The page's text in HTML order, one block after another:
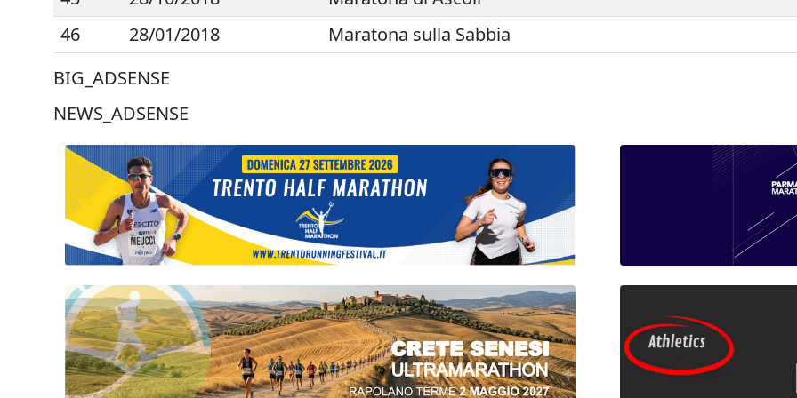
46
28/01/2018
Maratona sulla Sabbia
BIG_ADSENSE
NEWS_ADSENSE